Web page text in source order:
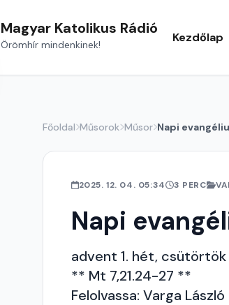
Magyar Katolikus Rádió
Örömhír mindenkinek! Kezdőlap
Főoldal Műsorok Műsor Napi
2025. 12. 04. 05:34 3 PERC
Napi
advent 1. hét, csütörtök
** Mt 7,21.24-27 **
Felolvassa: Varga László